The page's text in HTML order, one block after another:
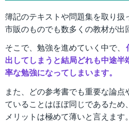
簿記のテキストや問題集を取り扱
市販のものでも数多くの教材が出
そこで、勉強を進めていく中で、
出してしまうと結局どれも中途
率な勉強になってしまいます。
また、どの参考書でも重要な論
ていることはほぼ同じであるため
メリットは極めて薄いと言えます。